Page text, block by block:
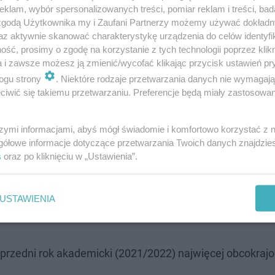
według wstępnych wyników rekrutacji (stan
1 011 rejestracji na studia na UW, w tym 900 na studia
rejestracji w trybie kontynuacji studiów.
I stopnia i jednolite magisterskie, 19 osób na studia II
UW rekrutacja dla kandydatów z Ukrainy
rok akademicki (2021/2022) najwięcej
wybór spersonalizowanych treści, pomiar reklam i treści,
Użytkownika my i Zaufani Partnerzy możemy używać
aktywnie skanować charakterystykę urządzenia do celów
prosimy o zgodę na korzystanie z tych technologii poprzez
i zawsze możesz ją zmienić/wycofać klikając przycisk ustawień
strony
. Niektóre rodzaje przetwarzania danych nie
się takiemu przetwarzaniu. Preferencje będą miały
informacjami, abyś mógł świadomie i komfortowo korzystać z
informacje dotyczące przetwarzania Twoich danych
oraz po kliknięciu w „Ustawienia”.
USTAWIENIA